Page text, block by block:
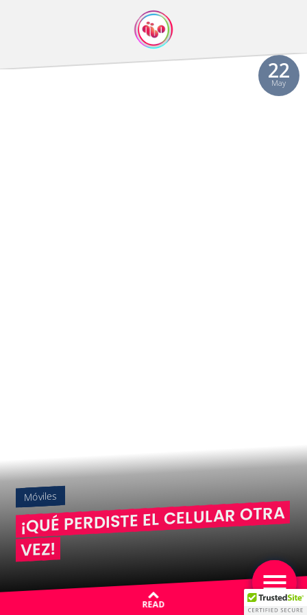
22
May
Móviles
¡QUÉ PERDISTE EL CELULAR OTRA
VEZ!
READ